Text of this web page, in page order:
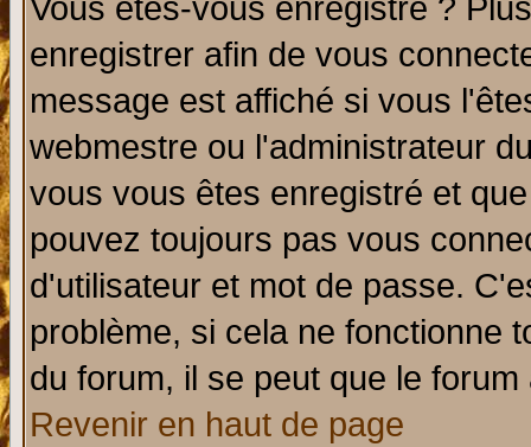
Vous êtes-vous enregistré ?
enregistrer afin de vous
message est affiché si vous
webmestre ou l'administrateur
vous vous êtes enregistré et
pouvez toujours pas vous
d'utilisateur et mot de passe.
problème, si cela ne fonctionne
du forum, il se peut que le
Revenir en haut de page